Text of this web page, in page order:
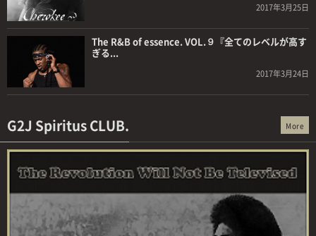
2017年3月25日
The R&B of essence. VOL.９『全てのレベルが高す
ぎる...
2017年3月24日
G2J Spiritus CLUB. More